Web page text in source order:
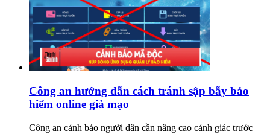
Công an hướng dẫn cách tránh sập bẫy bảo
hiểm online giả mạo
Công an cảnh báo người dân cần nâng cao cảnh giác trước